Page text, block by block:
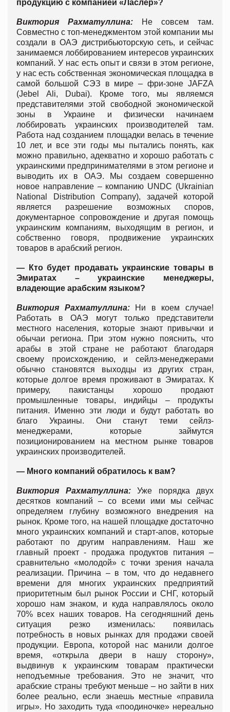
продукцию с компанией «Ласлер»?
Виктория Рахматуллина:
Не совсем там.
Совместно с топ-менеджментом этой компании мы
создали в ОАЭ дистрибьюторскую сеть, и сейчас
занимаемся лоббированием интересов украинских
компаний. У нас есть опыт и связи в этом регионе,
у нас есть собственная экономическая площадка в
самой большой СЭЗ в мире – фри-зоне JAFZA
(Jebel Ali, Dubai). Кроме того, мы являемся
представителями этой свободной экономической
зоны в Украине и физически начинаем
лоббировать украинских производителей там.
Работа над созданием площадки велась в течение
10 лет, и все эти годы мы пытались понять, как
можно правильно, адекватно и хорошо работать с
украинскими предпринимателями в этом регионе и
выводить их в ОАЭ. Мы создаем совершенно
новое направление – компанию UNDC (Ukrainian
National Distribution Company), задачей которой
является разрешение возможных споров,
документарное сопровождение и другая помощь
украинским компаниям, выходящим в регион, и
собственно говоря, продвижение украинских
товаров в арабский регион.
—
Кто будет продавать украинские товары в
Эмиратах – украинские менеджеры,
владеющие арабским языком?
Виктория Рахматуллина:
Ни в коем случае!
Работать в ОАЭ могут только представители
местного населения, которые знают привычки и
обычаи региона. При этом нужно пояснить, что
арабы в этой стране не работают благодаря
своему происхождению, и сейлз-менеджерами
обычно становятся выходцы из других стран,
которые долгое время проживают в Эмиратах. К
примеру, пакистанцы хорошо продают
промышленные товары, индийцы – продукты
питания. Именно эти люди и будут работать во
благо Украины. Они станут теми сейлз-
менеджерами, которые займутся
позиционированием на местном рынке товаров
украинских производителей.
— Много компаний обратилось к вам?
Виктория Рахматуллина: Уже порядка двух
десятков компаний – со всеми ими мы сейчас
определяем глубину возможного внедрения на
рынок. Кроме того, на нашей площадке достаточно
много украинских компаний и старт-апов, которые
работают по другим направлениям. Наш же
главный проект - продажа продуктов питания –
сравнительно «молодой» с точки зрения начала
реализации. Причина – в том, что до недавнего
времени для многих украинских предприятий
приоритетным был рынок России и СНГ, который
хорошо нам знаком, и куда направлялось около
70% всех наших товаров. На сегодняшний день
ситуация резко изменилась: появилась
потребность в новых рынках для продажи своей
продукции. Европа, которой нас манили долгое
время, «открыла двери в нашу сторону»,
выдвинув к украинским товарам практически
неподъемные требования. Это не значит, что
арабские страны требуют меньше – но зайти в них
более реально, если знаешь местные «правила
игры». Но заходить туда «поодиночке» нереально